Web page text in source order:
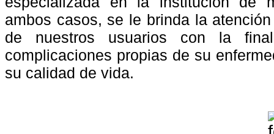
ambos casos, se le brinda la
de nuestros usuarios con la
complicaciones propias de su
su calidad de vida.